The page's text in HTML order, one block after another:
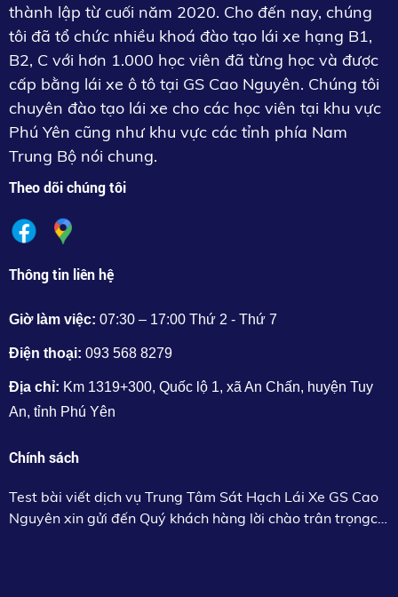
thành lập từ cuối năm 2020. Cho đến nay, chúng
tôi đã tổ chức nhiều khoá đào tạo lái xe hạng B1,
B2, C với hơn 1.000 học viên đã từng học và được
cấp bằng lái xe ô tô tại GS Cao Nguyên. Chúng tôi
chuyên đào tạo lái xe cho các học viên tại khu vực
Phú Yên cũng như khu vực các tỉnh phía Nam
Trung Bộ nói chung.
Theo dõi chúng tôi
Thông tin liên hệ
Giờ làm việc: 07:30 – 17:00 Thứ 2 - Thứ 7
Điện thoại: 093 568 8279
Địa chỉ: Km 1319+300, Quốc lộ 1, xã An Chấn, huyện Tuy
An, tỉnh Phú Yên
Chính sách
Test bài viết dịch vụ Trung Tâm Sát Hạch Lái Xe GS Cao
Nguyên xin gửi đến Quý khách hàng lời chào trân trọngc